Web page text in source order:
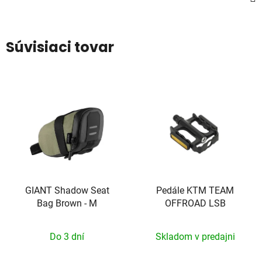
Súvisiaci tovar
GIANT Shadow Seat
Bag Brown - M
Do 3 dní
Pedále KTM TEAM
OFFROAD LSB
Skladom v predajni